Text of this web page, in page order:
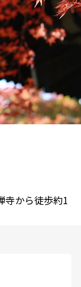
寺から徒歩約1